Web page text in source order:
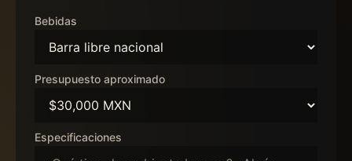
Bebidas
Presupuesto aproximado
Especificaciones